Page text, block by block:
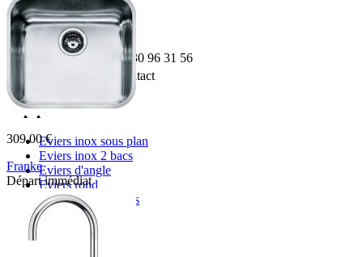
309.00 €
Franke
Départ immédiat
Boulevard de l'Odet
Village des artisans
35740 PACE
Téléphone:
02 30 96 31 56
Contact
Top produit
Eviers inox sous plan
Eviers inox 2 bacs
Eviers d'angle
Eviers rond
Eviers granit 2 bacs
Informations